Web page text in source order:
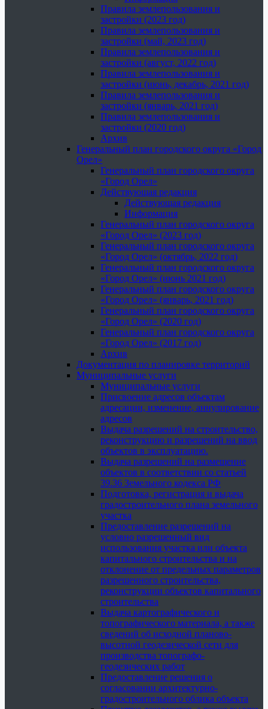
Правила землепользования и
застройки (2023 год)
Правила землепользования и
застройки (май, 2023 год)
Правила землепользования и
застройки (август, 2022 год)
Правила землепользования и
застройки (июнь, декабрь, 2021 год)
Правила землепользования и
застройки (январь, 2021 год)
Правила землепользования и
застройки (2020 год)
Архив
Генеральный план городского округа «Город
Орел»
Генеральный план городского округа
«Город Орел»
Действующая редакция
Действующая редакция
Информация
Генеральный план городского округа
«Город Орел» (2023 год)
Генеральный план городского округа
«Город Орел» (октябрь, 2022 год)
Генеральный план городского округа
«Город Орел» (июнь 2021 год)
Генеральный план городского округа
«Город Орел» (январь, 2021 год)
Генеральный план городского округа
«Город Орел» (2020 год)
Генеральный план городского округа
«Город Орел» (2017 год)
Архив
Документация по планировке территорий
Муниципальные услуги
Муниципальные услуги
Присвоение адресов объектам
адресации, изменение, аннулирование
адресов
Выдача разрешений на строительство,
реконструкцию и разрешений на ввод
объектов в эксплуатацию.
Выдача разрешений на размещение
объектов в соответствии со статьей
39.36 Земельного кодекса РФ
Подготовка, регистрация и выдача
градостроительного плана земельного
участка
Предоставление разрешений на
условно разрешенный вид
использования участка или объекта
капитального строительства и на
отклонение от предельных параметров
разрешенного строительства,
реконструкции объектов капитального
строительства
Выдача картографического и
топографического материала, а также
сведений об исходной планово-
высотной геодезической сети для
производства топографо-
геодезических работ
Предоставление решения о
согласовании архитектурно-
градостроительного облика объекта